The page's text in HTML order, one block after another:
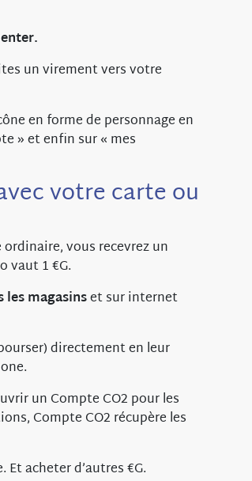
un virement vers votre
en forme de personnage en
» et enfin sur « mes
votre carte ou
vous recevrez un
vaut 1 €G.
les magasinset sur internet
directement en leur
un Compte CO2 pour les
Compte CO2 récupère les
acheter d’autres €G.